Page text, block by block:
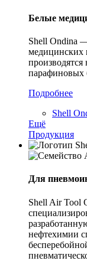
Белые
Shell Ondina
медицинских
парафиновых
Подробнее
Shell
Ещё
Продукция
Для
Shell Air Tool
нефтехимии